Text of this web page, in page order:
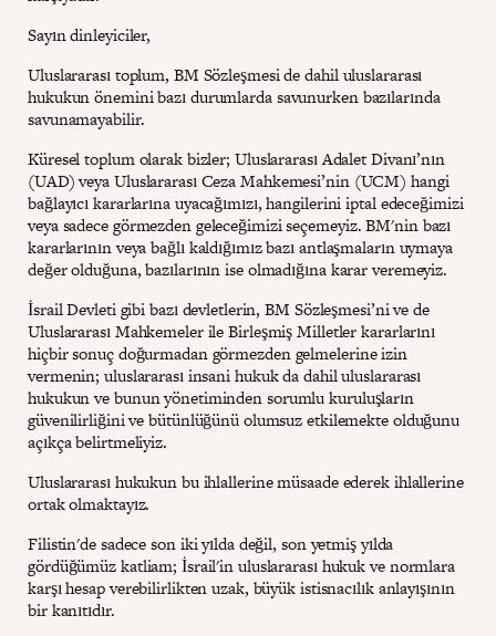
Sayın dinleyiciler,
Uluslararası toplum, BM Sözleşmesi de dahil uluslararası
hukukun önemini bazı durumlarda savunurken bazılarında
savunamayabilir.
Küresel toplum olarak bizler; Uluslararası Adalet Divanı’nın
(UAD) veya Uluslararası Ceza Mahkemesi’nin (UCM) hangi
bağlayıcı kararlarına uyacağımızı, hangilerini iptal edeceğimizi
veya sadece görmezden geleceğimizi seçemeyiz. BM'nin bazı
kararlarının veya bağlı kaldığımız bazı antlaşmaların uymaya
değer olduğuna, bazılarının ise olmadığına karar veremeyiz.
İsrail Devleti gibi bazı devletlerin, BM Sözleşmesi’ni ve de
Uluslararası Mahkemeler ile Birleşmiş Milletler kararlarını
hiçbir sonuç doğurmadan görmezden gelmelerine izin
vermenin; uluslararası insani hukuk da dahil uluslararası
hukukun ve bunun yönetiminden sorumlu kuruluşların
güvenilirliğini ve bütünlüğünü olumsuz etkilemekte olduğunu
açıkça belirtmeliyiz.
Uluslararası hukukun bu ihlallerine müsaade ederek ihlallerine
ortak olmaktayız.
Filistin'de sadece son iki yılda değil, son yetmiş yılda
gördüğümüz katliam; İsrail'in uluslararası hukuk ve normlara
karşı hesap verebilirlikten uzak, büyük istisnacılık anlayışının
bir kanıtıdır.